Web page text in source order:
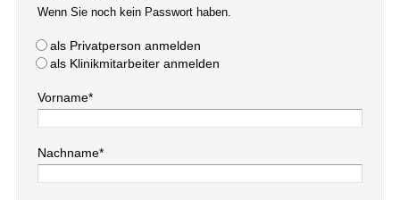
Wenn Sie noch kein Passwort haben.
als Privatperson anmelden
als Klinikmitarbeiter anmelden
Vorname*
Nachname*